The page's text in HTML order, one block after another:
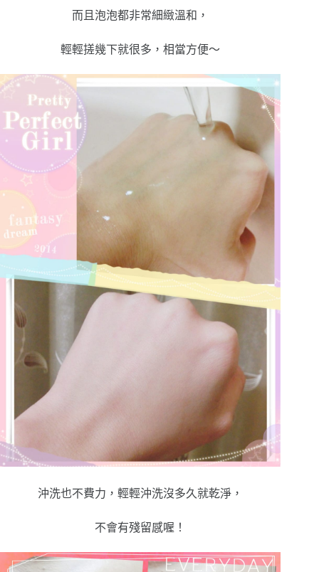
而且泡泡都非常細緻溫和，
輕輕搓幾下就很多，相當方便～
沖洗也不費力，輕輕沖洗沒多久就乾淨，
不會有殘留感喔！